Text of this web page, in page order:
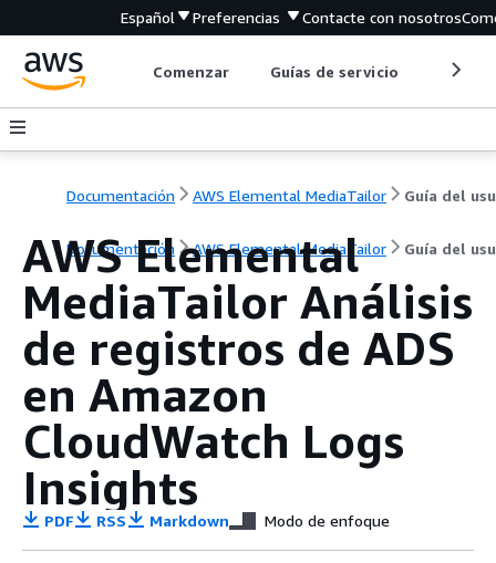
Español Preferencias Contacte con nosotros
Comenzar Guías de servicio
Documentación AWS Elemental MediaTailor
Documentación AWS Elemental MediaTailor Guía del
AWS Elemental
MediaTailor Análisis
de registros de ADS
en Amazon
CloudWatch Logs
Insights
PDF RSS Markdown Modo de enfoque